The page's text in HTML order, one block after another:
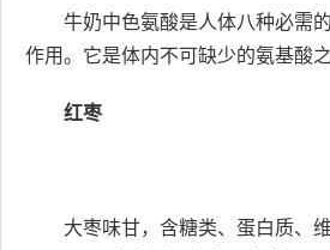
牛奶中色氨酸是人体八种必需
作用。它是体内不可缺少的氨基酸
红枣
大枣味甘，含糖类、蛋白质、